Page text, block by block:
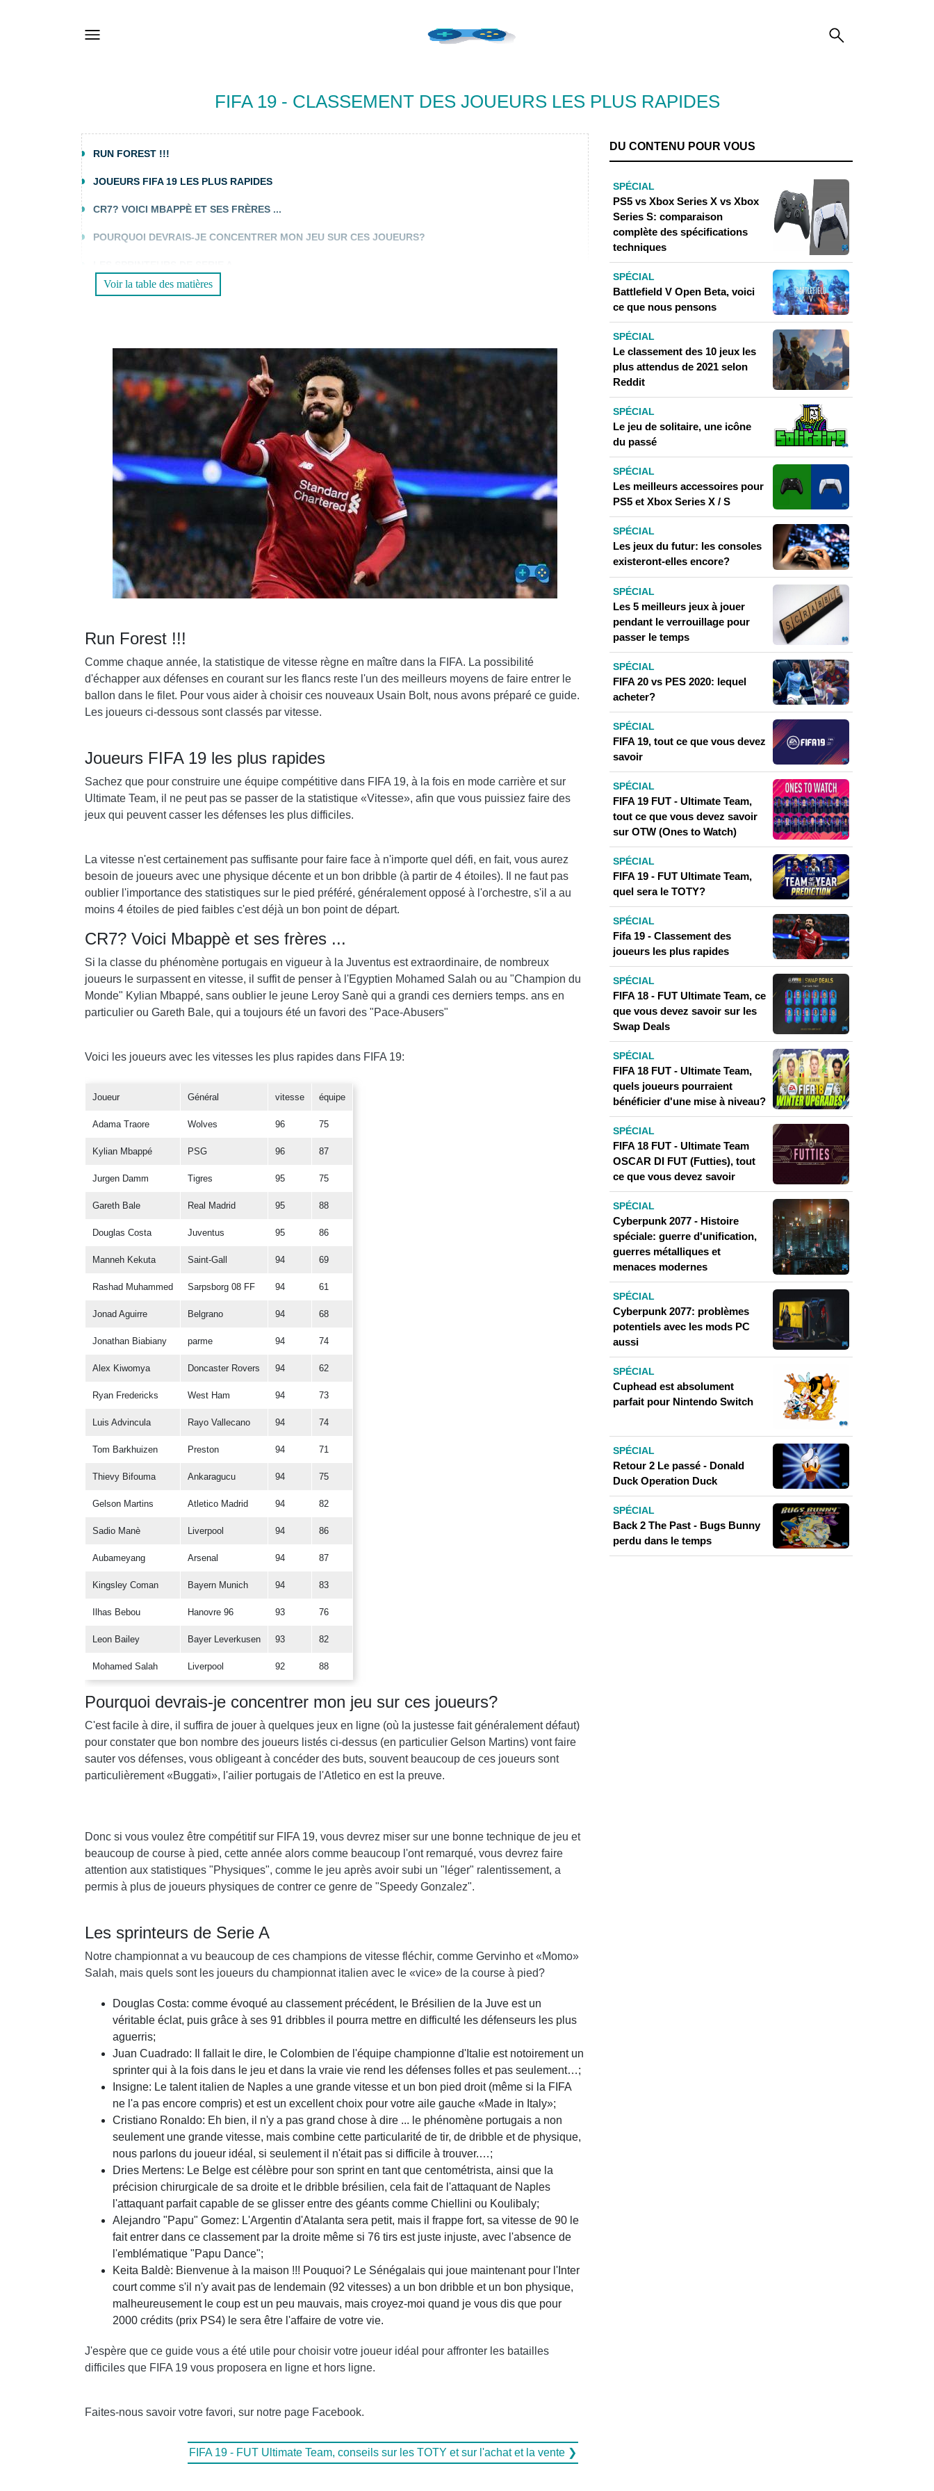
FIFA 19 - CLASSEMENT DES JOUEURS LES PLUS RAPIDES
RUN FOREST !!!
JOUEURS FIFA 19 LES PLUS RAPIDES
CR7? VOICI MBAPPÈ ET SES FRÈRES ...
POURQUOI DEVRAIS-JE CONCENTRER MON JEU SUR CES JOUEURS?
Voir la table des matières
Run Forest !!!
Comme chaque année, la statistique de vitesse règne en maître dans la FIFA. La possibilité
d'échapper aux défenses en courant sur les flancs reste l'un des meilleurs moyens de faire entrer le
ballon dans le filet. Pour vous aider à choisir ces nouveaux Usain Bolt, nous avons préparé ce guide.
Les joueurs ci-dessous sont classés par vitesse.
Joueurs FIFA 19 les plus rapides
Sachez que pour construire une équipe compétitive dans FIFA 19, à la fois en mode carrière et sur
Ultimate Team, il ne peut pas se passer de la statistique «Vitesse», afin que vous puissiez faire des
jeux qui peuvent casser les défenses les plus difficiles.
La vitesse n'est certainement pas suffisante pour faire face à n'importe quel défi, en fait, vous aurez
besoin de joueurs avec une physique décente et un bon dribble (à partir de 4 étoiles). Il ne faut pas
oublier l'importance des statistiques sur le pied préféré, généralement opposé à l'orchestre, s'il a au
moins 4 étoiles de pied faibles c'est déjà un bon point de départ.
CR7? Voici Mbappè et ses frères ...
Si la classe du phénomène portugais en vigueur à la Juventus est extraordinaire, de nombreux
joueurs le surpassent en vitesse, il suffit de penser à l'Egyptien Mohamed Salah ou au "Champion du
Monde" Kylian Mbappé, sans oublier le jeune Leroy Sanè qui a grandi ces derniers temps. ans en
particulier ou Gareth Bale, qui a toujours été un favori des "Pace-Abusers"
Voici les joueurs avec les vitesses les plus rapides dans FIFA 19:
Joueur Général vitesse équipe
Adama Traore Wolves 96 75
Kylian Mbappé PSG 96 87
Jurgen Damm Tigres 95 75
Gareth Bale Real Madrid 95 88
Douglas Costa Juventus 95 86
Manneh Kekuta Saint-Gall 94 69
Rashad Muhammed Sarpsborg 08 FF 94 61
Jonad Aguirre Belgrano 94 68
Jonathan Biabiany parme 94 74
Alex Kiwomya Doncaster Rovers 94 62
Ryan Fredericks West Ham 94 73
Luis Advincula Rayo Vallecano 94 74
Tom Barkhuizen Preston 94 71
Thievy Bifouma Ankaragucu 94 75
Gelson Martins Atletico Madrid 94 82
Sadio Manè Liverpool 94 86
Aubameyang Arsenal 94 87
Kingsley Coman Bayern Munich 94 83
Ilhas Bebou Hanovre 96 93 76
Leon Bailey Bayer Leverkusen 93 82
Mohamed Salah Liverpool 92 88
Pourquoi devrais-je concentrer mon jeu sur ces joueurs?
C'est facile à dire, il suffira de jouer à quelques jeux en ligne (où la justesse fait généralement défaut)
pour constater que bon nombre des joueurs listés ci-dessus (en particulier Gelson Martins) vont faire
sauter vos défenses, vous obligeant à concéder des buts, souvent beaucoup de ces joueurs sont
particulièrement «Buggati», l'ailier portugais de l'Atletico en est la preuve.
Donc si vous voulez être compétitif sur FIFA 19, vous devrez miser sur une bonne technique de jeu et
beaucoup de course à pied, cette année alors comme beaucoup l'ont remarqué, vous devrez faire
attention aux statistiques "Physiques", comme le jeu après avoir subi un "léger" ralentissement, a
permis à plus de joueurs physiques de contrer ce genre de "Speedy Gonzalez".
Les sprinteurs de Serie A
Notre championnat a vu beaucoup de ces champions de vitesse fléchir, comme Gervinho et «Momo»
Salah, mais quels sont les joueurs du championnat italien avec le «vice» de la course à pied?
Douglas Costa: comme évoqué au classement précédent, le Brésilien de la Juve est un
véritable éclat, puis grâce à ses 91 dribbles il pourra mettre en difficulté les défenseurs les plus
aguerris;
Juan Cuadrado: Il fallait le dire, le Colombien de l'équipe championne d'Italie est notoirement un
sprinter qui à la fois dans le jeu et dans la vraie vie rend les défenses folles et pas seulement…;
Insigne: Le talent italien de Naples a une grande vitesse et un bon pied droit (même si la FIFA
ne l'a pas encore compris) et est un excellent choix pour votre aile gauche «Made in Italy»;
Cristiano Ronaldo: Eh bien, il n'y a pas grand chose à dire ... le phénomène portugais a non
seulement une grande vitesse, mais combine cette particularité de tir, de dribble et de physique,
nous parlons du joueur idéal, si seulement il n'était pas si difficile à trouver.…;
Dries Mertens: Le Belge est célèbre pour son sprint en tant que centométrista, ainsi que la
précision chirurgicale de sa droite et le dribble brésilien, cela fait de l'attaquant de Naples
l'attaquant parfait capable de se glisser entre des géants comme Chiellini ou Koulibaly;
Alejandro "Papu" Gomez: L'Argentin d'Atalanta sera petit, mais il frappe fort, sa vitesse de 90 le
fait entrer dans ce classement par la droite même si 76 tirs est juste injuste, avec l'absence de
l'emblématique "Papu Dance";
Keita Baldè: Bienvenue à la maison !!! Pouquoi? Le Sénégalais qui joue maintenant pour l'Inter
court comme s'il n'y avait pas de lendemain (92 vitesses) a un bon dribble et un bon physique,
malheureusement le coup est un peu mauvais, mais croyez-moi quand je vous dis que pour
2000 crédits (prix PS4) le sera être l'affaire de votre vie.
J'espère que ce guide vous a été utile pour choisir votre joueur idéal pour affronter les batailles
difficiles que FIFA 19 vous proposera en ligne et hors ligne.
Faites-nous savoir votre favori, sur notre page Facebook.
FIFA 19 - FUT Ultimate Team, conseils sur les TOTY et sur l'achat et la vente ❯
DU CONTENU POUR VOUS
SPÉCIAL
PS5 vs Xbox Series X vs Xbox
Series S: comparaison
complète des spécifications
techniques
SPÉCIAL
Battlefield V Open Beta, voici
ce que nous pensons
SPÉCIAL
Le classement des 10 jeux les
plus attendus de 2021 selon
Reddit
SPÉCIAL
Le jeu de solitaire, une icône
du passé
SPÉCIAL
Les meilleurs accessoires pour
PS5 et Xbox Series X / S
SPÉCIAL
Les jeux du futur: les consoles
existeront-elles encore?
SPÉCIAL
Les 5 meilleurs jeux à jouer
pendant le verrouillage pour
passer le temps
SPÉCIAL
FIFA 20 vs PES 2020: lequel
acheter?
SPÉCIAL
FIFA 19, tout ce que vous devez
savoir
SPÉCIAL
FIFA 19 FUT - Ultimate Team,
tout ce que vous devez savoir
sur OTW (Ones to Watch)
SPÉCIAL
FIFA 19 - FUT Ultimate Team,
quel sera le TOTY?
SPÉCIAL
Fifa 19 - Classement des
joueurs les plus rapides
SPÉCIAL
FIFA 18 - FUT Ultimate Team, ce
que vous devez savoir sur les
Swap Deals
SPÉCIAL
FIFA 18 FUT - Ultimate Team,
quels joueurs pourraient
bénéficier d'une mise à niveau?
SPÉCIAL
FIFA 18 FUT - Ultimate Team
OSCAR DI FUT (Futties), tout
ce que vous devez savoir
SPÉCIAL
Cyberpunk 2077 - Histoire
spéciale: guerre d'unification,
guerres métalliques et
menaces modernes
SPÉCIAL
Cyberpunk 2077: problèmes
potentiels avec les mods PC
aussi
SPÉCIAL
Cuphead est absolument
parfait pour Nintendo Switch
SPÉCIAL
Retour 2 Le passé - Donald
Duck Operation Duck
SPÉCIAL
Back 2 The Past - Bugs Bunny
perdu dans le temps